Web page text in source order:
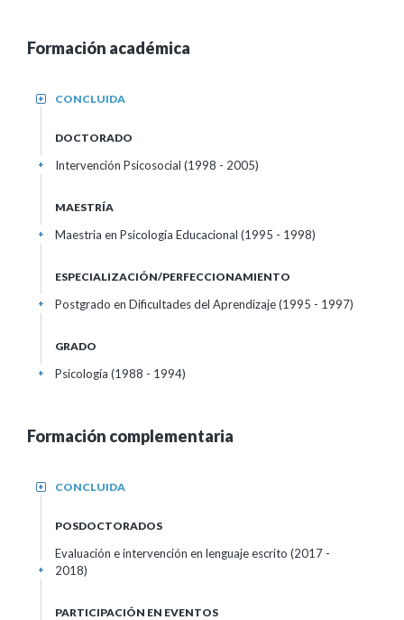
Formación académica
CONCLUIDA
+
DOCTORADO
Intervención Psicosocial (1998 - 2005)
+
MAESTRÍA
Maestria en Psicología Educacional (1995 - 1998)
+
ESPECIALIZACIÓN/PERFECCIONAMIENTO
Postgrado en Dificultades del Aprendizaje (1995 - 1997)
+
GRADO
Psicología (1988 - 1994)
+
Formación complementaria
CONCLUIDA
+
POSDOCTORADOS
Evaluación e intervención en lenguaje escrito (2017 -
2018)
+
PARTICIPACIÓN EN EVENTOS